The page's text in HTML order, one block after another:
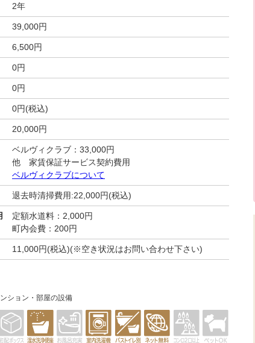
2年
39,000円
6,500円
0円
0円
0円(税込)
20,000円
ベルヴィクラブ：33,000円
他 家賃保証サービス契約費用
ベルヴィクラブについて
退去時清掃費用:22,000円(税込)
定額水道料：2,000円
町内会費：200円
11,000円(税込)(※空き状況はお問い合わせ下さい)
ション・部屋の設備